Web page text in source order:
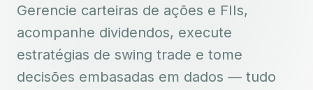
Gerencie carteiras de ações e FIIs,
acompanhe dividendos, execute
estratégias de swing trade e tome
decisões embasadas em dados — tudo